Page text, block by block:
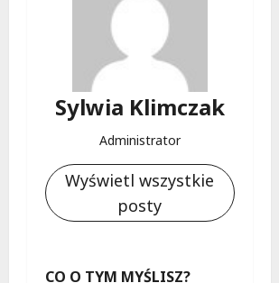
Sylwia Klimczak
Administrator
Wyświetl wszystkie
posty
CO O TYM MYŚLISZ?